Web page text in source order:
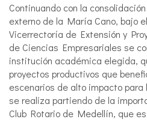
Continuando con la
externo de la María Cano, bajo
Vicerrectoría de Extensión y
de Ciencias Empresariales se
institución académica elegida,
proyectos productivos que
escenarios de alto impacto
se realiza partiendo de la
Club Rotario de Medellín, que